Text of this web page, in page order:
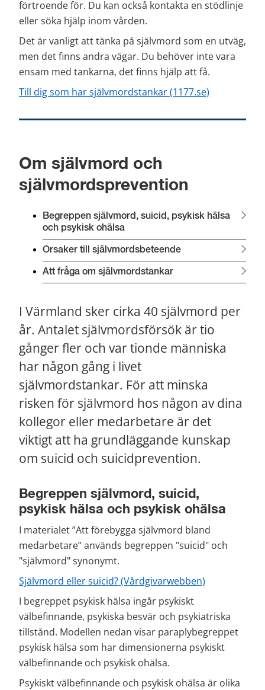
förtroende för. Du kan också kontakta en stödlinje
eller söka hjälp inom vården.
Det är vanligt att tänka på självmord som en utväg,
men det finns andra vägar. Du behöver inte vara
ensam med tankarna, det finns hjälp att få.
Till dig som har självmordstankar (1177.se)
Om självmord och
självmordsprevention
Begreppen självmord, suicid, psykisk hälsa
och psykisk ohälsa
Orsaker till självmordsbeteende
Att fråga om självmordstankar
I Värmland sker cirka 40 självmord per
år. Antalet självmordsförsök är tio
gånger fler och var tionde människa
har någon gång i livet
självmordstankar. För att minska
risken för självmord hos någon av dina
kollegor eller medarbetare är det
viktigt att ha grundläggande kunskap
om suicid och suicidprevention.
Begreppen självmord, suicid,
psykisk hälsa och psykisk ohälsa
I materialet ”Att förebygga självmord bland
medarbetare” används begreppen "suicid" och
"självmord" synonymt.
Självmord eller suicid? (Vårdgivarwebben)
I begreppet psykisk hälsa ingår psykiskt
välbefinnande, psykiska besvär och psykiatriska
tillstånd. Modellen nedan visar paraplybegreppet
psykisk hälsa som har dimensionerna psykiskt
välbefinnande och psykisk ohälsa.
Psykiskt välbefinnande och psykisk ohälsa är olika